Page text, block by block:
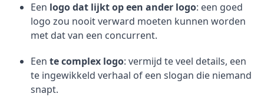
Een logo dat lijkt op een ander logo: een goed
logo zou nooit verward moeten kunnen worden
met dat van een concurrent.
Een te complex logo: vermijd te veel details, een
te ingewikkeld verhaal of een slogan die niemand
snapt.